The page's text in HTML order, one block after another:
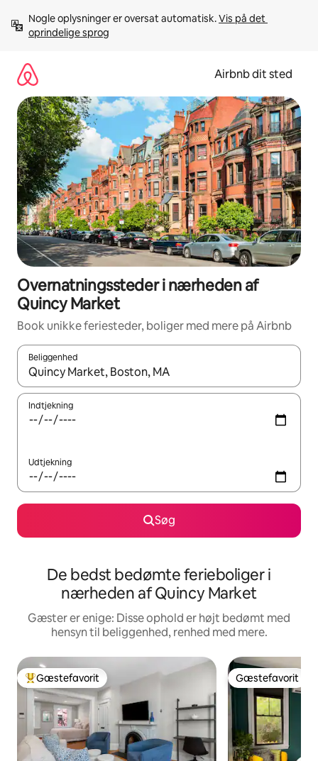
videre
Nogle oplysninger er oversat automatisk. Vis på det
oprindelige sprog
Airbnb dit sted
Overnatningssteder i nærheden af
Quincy Market
Book unikke feriesteder, boliger med mere på Airbnb
Beliggenhed
Når resultaterne er tilgængelige, skal du navigere med
Indtjekning
Udtjekning
Søg
De bedst bedømte ferieboliger i
nærheden af Quincy Market
Gæster er enige: Disse ophold er højt bedømt med
hensyn til beliggenhed, renhed med mere.
Bedste gæstefavorit
Gæstefavorit Gæstefavorit
Gæstefavorit